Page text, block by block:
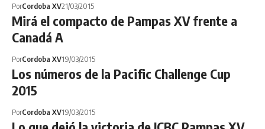
PorCordoba XV21/03/2015
Mirá el compacto de Pampas XV frente a
Canadá A
PorCordoba XV19/03/2015
Los números de la Pacific Challenge Cup
2015
PorCordoba XV19/03/2015